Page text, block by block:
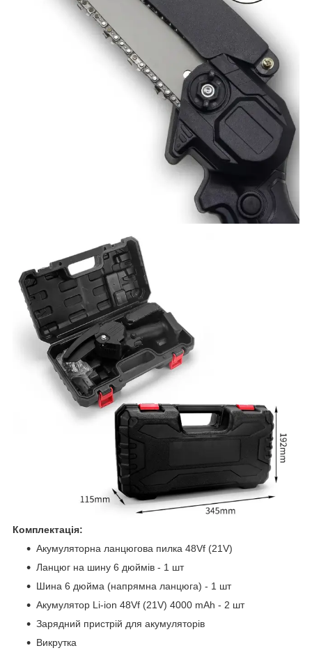
Комплектація:
Акумуляторна ланцюгова пилка 48Vf (21V)
Ланцюг на шину 6 дюймів - 1 шт
Шина 6 дюйма (напрямна ланцюга) - 1 шт
Акумулятор Li-ion 48Vf (21V) 4000 mAh - 2 шт
Зарядний пристрій для акумуляторів
Викрутка